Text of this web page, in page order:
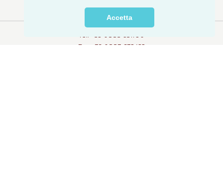
Accetta
76015 Trinitapoli (BT) - ITALY
Tel. +39 0883 631790
Fax +39 0883 632422